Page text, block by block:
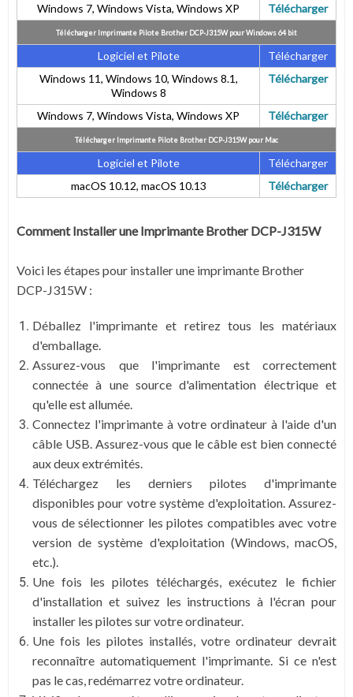
Windows 7, Windows Vista, Windows XP
Télécharger
Télécharger Imprimante Pilote Brother DCP-J315W pour Windows 64 bit
Logiciel et Pilote
Télécharger
Windows 11, Windows 10, Windows 8.1,
Windows 8
Télécharger
Windows 7, Windows Vista, Windows XP Télécharger
Télécharger Imprimante Pilote Brother DCP-J315W pour Mac
Logiciel et Pilote
Télécharger
macOS 10.12, macOS 10.13
Télécharger
Comment Installer une Imprimante Brother DCP-J315W
Voici les étapes pour installer une imprimante Brother
DCP-J315W :
Déballez l'imprimante et retirez tous les matériaux
d'emballage.
Assurez-vous que l'imprimante est correctement
connectée à une source d'alimentation électrique et
qu'elle est allumée.
Connectez l'imprimante à votre ordinateur à l'aide d'un
câble USB. Assurez-vous que le câble est bien connecté
aux deux extrémités.
Téléchargez les derniers pilotes d'imprimante
disponibles pour votre système d'exploitation. Assurez-
vous de sélectionner les pilotes compatibles avec votre
version de système d'exploitation (Windows, macOS,
etc.).
Une fois les pilotes téléchargés, exécutez le fichier
d'installation et suivez les instructions à l'écran pour
installer les pilotes sur votre ordinateur.
Une fois les pilotes installés, votre ordinateur devrait
reconnaître automatiquement l'imprimante. Si ce n'est
pas le cas, redémarrez votre ordinateur.